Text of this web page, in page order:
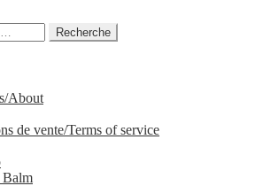
Recherche
About
de vente/Terms of service
Balm